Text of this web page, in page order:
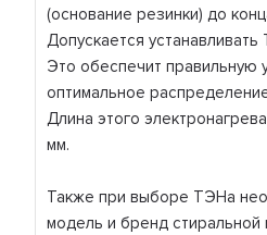
(основание резинки) до
Допускается
Это обеспечит правильную
оптимальное
Длина этого
мм.
Также при выборе ТЭНа
модель и бренд стиральной